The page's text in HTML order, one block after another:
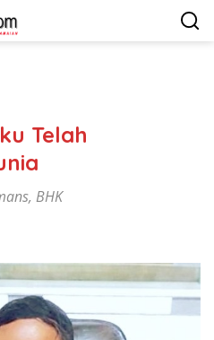
Telah
BHK